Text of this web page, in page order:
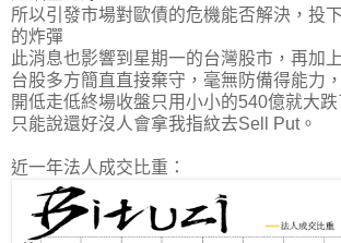
所以引發市場對歐債的危機能否解決，投
的炸彈
此消息也影響到星期一的台灣股市，再加
台股多方簡直直接棄守，毫無防備得能力，
開低走低終場收盤只用小小的540億就大
只能說還好沒人會拿我指紋去Sell Put。
近一年法人成交比重：